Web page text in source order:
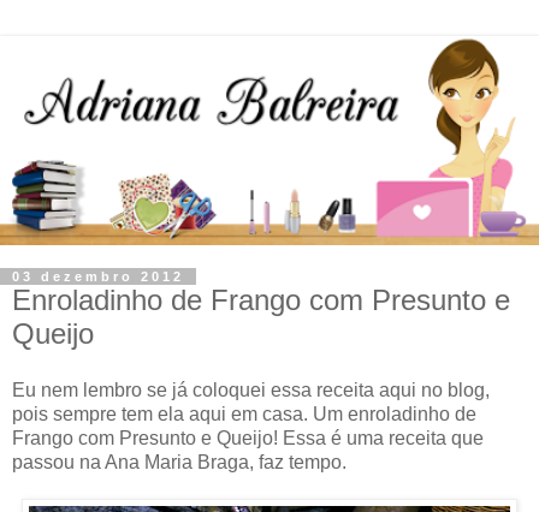
03 dezembro 2012
Enroladinho de Frango com Presunto e
Queijo
Eu nem lembro se já coloquei essa receita aqui no blog,
pois sempre tem ela aqui em casa. Um enroladinho de
Frango com Presunto e Queijo! Essa é uma receita que
passou na Ana Maria Braga, faz tempo.